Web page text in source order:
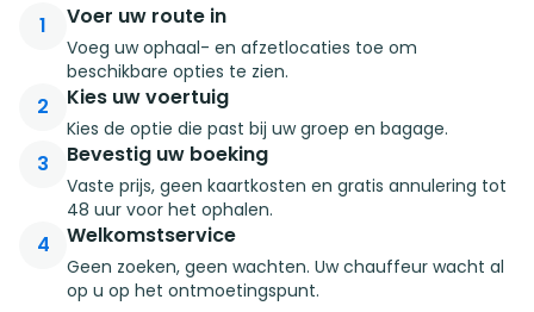
1 Voer uw route in
Voeg uw ophaal- en afzetlocaties toe om
beschikbare opties te zien.
2 Kies uw voertuig
Kies de optie die past bij uw groep en bagage.
3 Bevestig uw boeking
Vaste prijs, geen kaartkosten en gratis annulering tot
48 uur voor het ophalen.
4 Welkomstservice
Geen zoeken, geen wachten. Uw chauffeur wacht al
op u op het ontmoetingspunt.